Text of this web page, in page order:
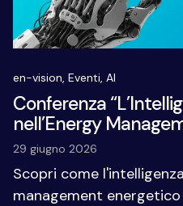
en-vision, Eventi, AI
Conferenza
nell’Energy
29 giugno 2026
Scopri come
management